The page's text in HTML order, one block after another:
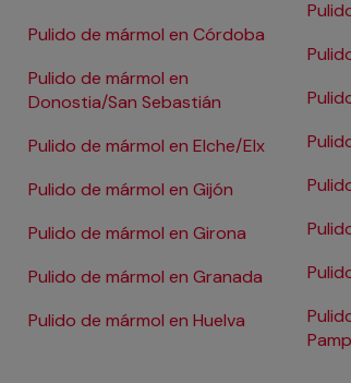
Pulido de mármol en Córdoba
Pulido de mármol en
Donostia/San Sebastián
Pulido de mármol en Elche/Elx
Pulido de mármol en Gijón
Pulido de mármol en Girona
Pulido de mármol en Granada
Pulido de mármol en Huelva